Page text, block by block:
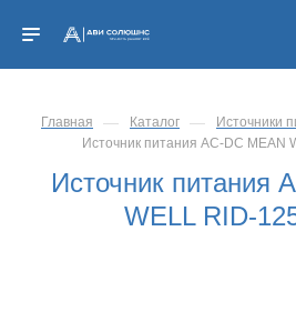
Главная — Каталог — Источники
Источник питания AC-DC MEAN
Источник питания
WELL RID-